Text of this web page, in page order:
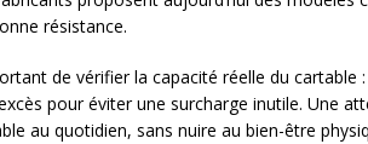
résistance.
de vérifier la capacité réelle du
pour éviter une surcharge inutile. Une
au quotidien, sans nuire au bien-être